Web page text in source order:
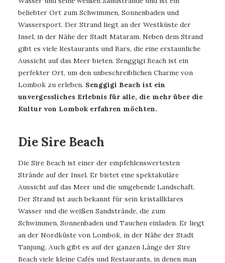
beliebter Ort zum Schwimmen, Sonnenbaden und
Wassersport. Der Strand liegt an der Westküste der
Insel, in der Nähe der Stadt Mataram. Neben dem Strand
gibt es viele Restaurants und Bars, die eine erstaunliche
Aussicht auf das Meer bieten. Senggigi Beach ist ein
perfekter Ort, um den unbeschreiblichen Charme von
Lombok zu erleben. Senggigi Beach ist ein
unvergessliches Erlebnis für alle, die mehr über die
Kultur von Lombok erfahren möchten.
Die Sire Beach
Die Sire Beach ist einer der empfehlenswertesten
Strände auf der Insel. Er bietet eine spektakuläre
Aussicht auf das Meer und die umgebende Landschaft.
Der Strand ist auch bekannt für sein kristallklares
Wasser und die weißen Sandstrände, die zum
Schwimmen, Sonnenbaden und Tauchen einladen. Er liegt
an der Nordküste von Lombok, in der Nähe der Stadt
Tanjung. Auch gibt es auf der ganzen Länge der Sire
Beach viele kleine Cafés und Restaurants, in denen man